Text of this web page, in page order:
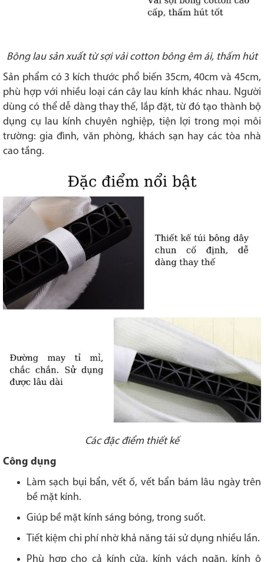
Bông lau sản xuất từ sợi vải cotton bông êm ái, thấm hút
Sản phẩm có 3 kích thước phổ biến 35cm, 40cm và 45cm,
phù hợp với nhiều loại cán cây lau kính khác nhau. Người
dùng có thể dễ dàng thay thế, lắp đặt, từ đó tạo thành bộ
dụng cụ lau kính chuyên nghiệp, tiện lợi trong mọi môi
trường: gia đình, văn phòng, khách sạn hay các tòa nhà
cao tầng.
Các đặc điểm thiết kế
Công dụng
Làm sạch bụi bẩn, vết ố, vết bẩn bám lâu ngày trên
bề mặt kính.
Giúp bề mặt kính sáng bóng, trong suốt.
Tiết kiệm chi phí nhờ khả năng tái sử dụng nhiều lần.
Phù hợp cho cả kính cửa, kính vách ngăn, kính ô